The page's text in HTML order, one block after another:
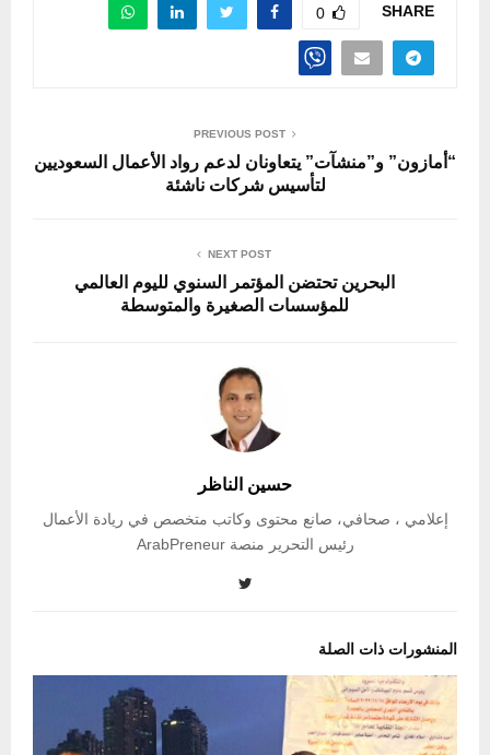
SHARE
0
PREVIOUS POST
“أمازون” و”منشآت” يتعاونان لدعم رواد الأعمال السعوديين
لتأسيس شركات ناشئة
NEXT POST
البحرين تحتضن المؤتمر السنوي لليوم العالمي
للمؤسسات الصغيرة والمتوسطة
حسين الناظر
إعلامي ، صحافي، صانع محتوى وكاتب متخصص في ريادة الأعمال
رئيس التحرير منصة ArabPreneur
المنشورات ذات الصلة